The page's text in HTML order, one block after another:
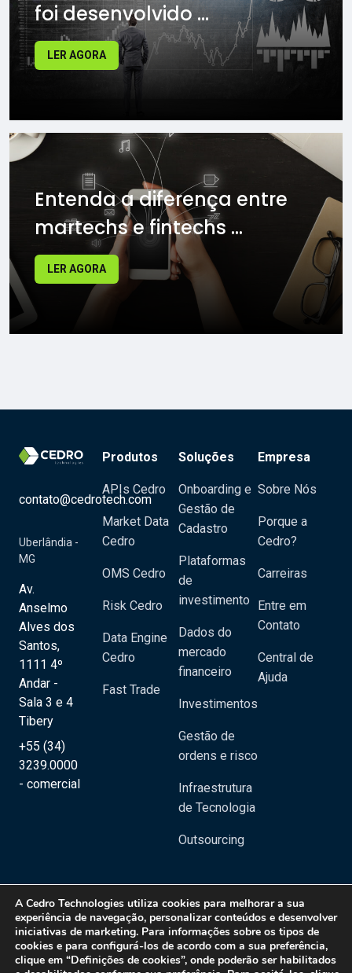
foi desenvolvido ...
LER AGORA
Entenda a diferença entre
martechs e fintechs ...
LER AGORA
A Cedro Technologies utiliza cookies para melhorar a sua
experiência de navegação, personalizar conteúdos e desenvolver
iniciativas de marketing. Para informações sobre os tipos de
cookies e para configurá-los de acordo com a sua preferência,
clique em “Definições de cookies”, onde poderão ser habilitados
contato@cedrotech.com
Uberlândia -
MG
Av.
Anselmo
Alves dos
Santos,
1111 4º
Andar -
Sala 3 e 4
Tibery
+55 (34)
3239.0000
- comercial
Produtos
APIs Cedro
Market Data
Cedro
OMS Cedro
Risk Cedro
Data Engine
Cedro
Fast Trade
Soluções
Onboarding e
Gestão de
Cadastro
Plataformas
de
investimento
Dados do
mercado
financeiro
Investimentos
Gestão de
ordens e risco
Infraestrutura
de Tecnologia
Outsourcing
Empresa
Sobre Nós
Porque a
Cedro?
Carreiras
Entre em
Contato
Central de
Ajuda
Copyright 2020 © Cedro Technologies - Todos os direitos reservados | CNPJ:
20.129.023/0001-08